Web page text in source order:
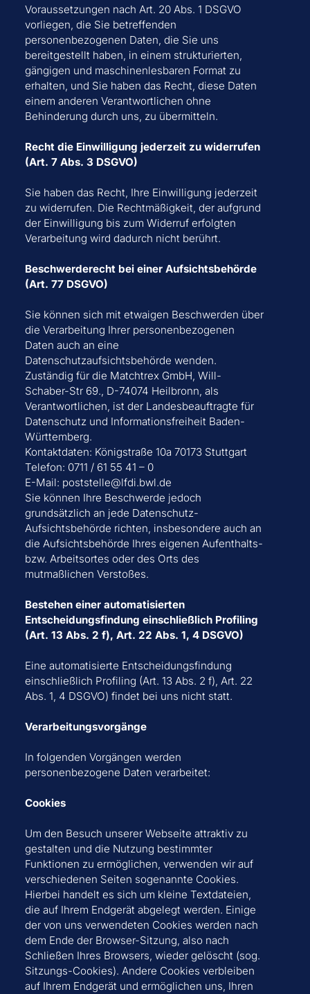
Voraussetzungen nach Art. 20 Abs. 1 DSGVO
vorliegen, die Sie betreffenden
personenbezogenen Daten, die Sie uns
bereitgestellt haben, in einem strukturierten,
gängigen und maschinenlesbaren Format zu
erhalten, und Sie haben das Recht, diese Daten
einem anderen Verantwortlichen ohne
Behinderung durch uns, zu übermitteln.
Recht die Einwilligung jederzeit zu widerrufen
(Art. 7 Abs. 3 DSGVO)
Sie haben das Recht, Ihre Einwilligung jederzeit
zu widerrufen. Die Rechtmäßigkeit, der aufgrund
der Einwilligung bis zum Widerruf erfolgten
Verarbeitung wird dadurch nicht berührt.
Beschwerderecht bei einer Aufsichtsbehörde
(Art. 77 DSGVO)
Sie können sich mit etwaigen Beschwerden über
die Verarbeitung Ihrer personenbezogenen
Daten auch an eine
Datenschutzaufsichtsbehörde wenden.
Zuständig für die Matchtrex GmbH, Will-
Schaber-Str 69., D-74074 Heilbronn, als
Verantwortlichen, ist der Landesbeauftragte für
Datenschutz und Informationsfreiheit Baden-
Württemberg.
Kontaktdaten: Königstraße 10a 70173 Stuttgart
Telefon: 0711 / 61 55 41 – 0
E-Mail: poststelle@lfdi.bwl.de
Sie können Ihre Beschwerde jedoch
grundsätzlich an jede Datenschutz-
Aufsichtsbehörde richten, insbesondere auch an
die Aufsichtsbehörde Ihres eigenen Aufenthalts-
bzw. Arbeitsortes oder des Orts des
mutmaßlichen Verstoßes.
Bestehen einer automatisierten
Entscheidungsfindung einschließlich Profiling
(Art. 13 Abs. 2 f), Art. 22 Abs. 1, 4 DSGVO)
Eine automatisierte Entscheidungsfindung
einschließlich Profiling (Art. 13 Abs. 2 f), Art. 22
Abs. 1, 4 DSGVO) findet bei uns nicht statt.
Verarbeitungsvorgänge
In folgenden Vorgängen werden
personenbezogene Daten verarbeitet:
Cookies
Um den Besuch unserer Webseite attraktiv zu
gestalten und die Nutzung bestimmter
Funktionen zu ermöglichen, verwenden wir auf
verschiedenen Seiten sogenannte Cookies.
Hierbei handelt es sich um kleine Textdateien,
die auf Ihrem Endgerät abgelegt werden. Einige
der von uns verwendeten Cookies werden nach
dem Ende der Browser-Sitzung, also nach
Schließen Ihres Browsers, wieder gelöscht (sog.
Sitzungs-Cookies). Andere Cookies verbleiben
auf Ihrem Endgerät und ermöglichen uns, Ihren